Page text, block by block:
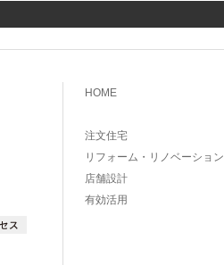
HOME
注文住宅
リフォーム・リノベーション
店舗設計
有効活用